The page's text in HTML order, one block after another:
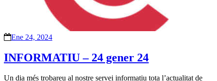
Ene 24, 2024
INFORMATIU – 24 gener 24
Un dia més trobareu al nostre servei informatiu tota l’actualitat de